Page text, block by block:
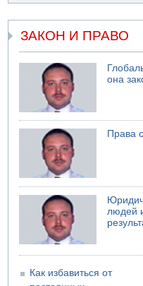
ЗАКОН И ПРАВО
она
Права
людей
Как избавиться от